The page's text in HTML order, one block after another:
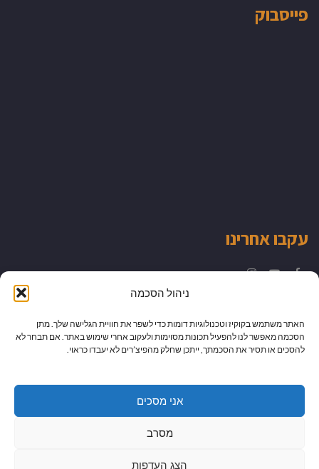
ניהול הסכמה
האתר משתמש בקוקיז וטכנולוגיות דומות כדי לשפר את חוויית הגלישה שלך. מתן
הסכמה מאפשר לנו להפעיל תכונות מסוימות ולעקוב אחרי שימוש באתר. אם תבחר לא
להסכים או תסיר את הסכמתך, ייתכן שחלק מהפיצ’רים לא יעבדו כראוי.
אני מסכים
מסרב
הצג העדפות
פייסבוק
עקבו אחרינו